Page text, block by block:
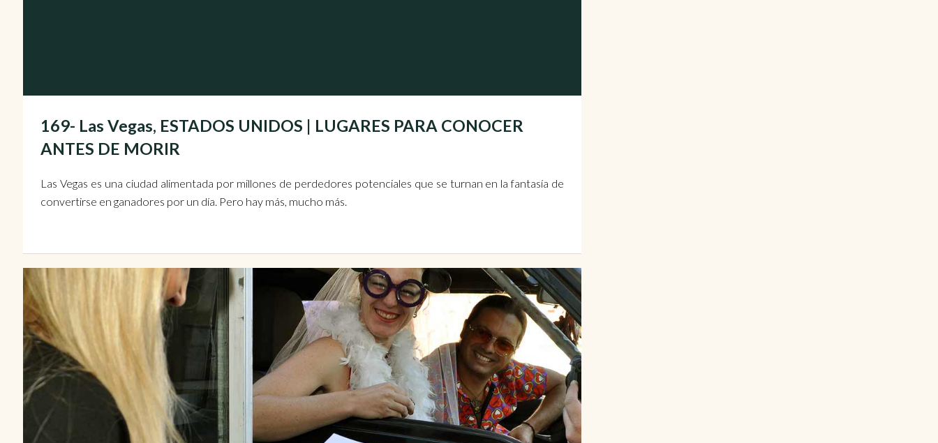
169- Las Vegas, ESTADOS UNIDOS | LUGARES PARA CONOCER
ANTES DE MORIR
Las Vegas es una ciudad alimentada por millones de perdedores potenciales que se turnan en la fantasía de
convertirse en ganadores por un día. Pero hay más, mucho más.